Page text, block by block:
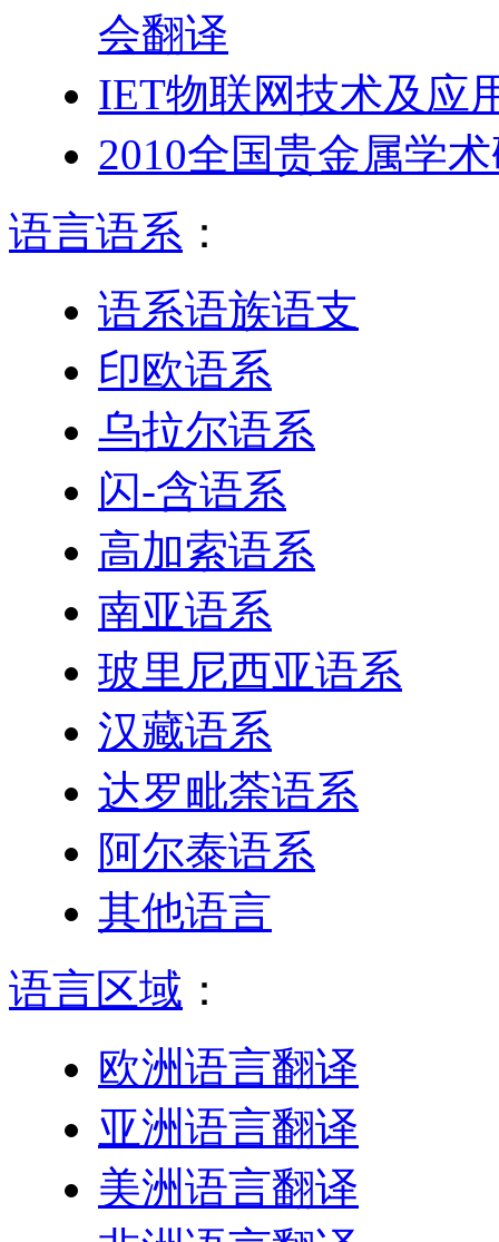
会翻译
IET物联网技术及应
2010全国贵金属学
语言语系 ：
语系语族语支
印欧语系
乌拉尔语系
闪-含语系
高加索语系
南亚语系
玻里尼西亚语系
汉藏语系
达罗毗荼语系
阿尔泰语系
其他语言
语言区域 ：
欧洲语言翻译
亚洲语言翻译
美洲语言翻译